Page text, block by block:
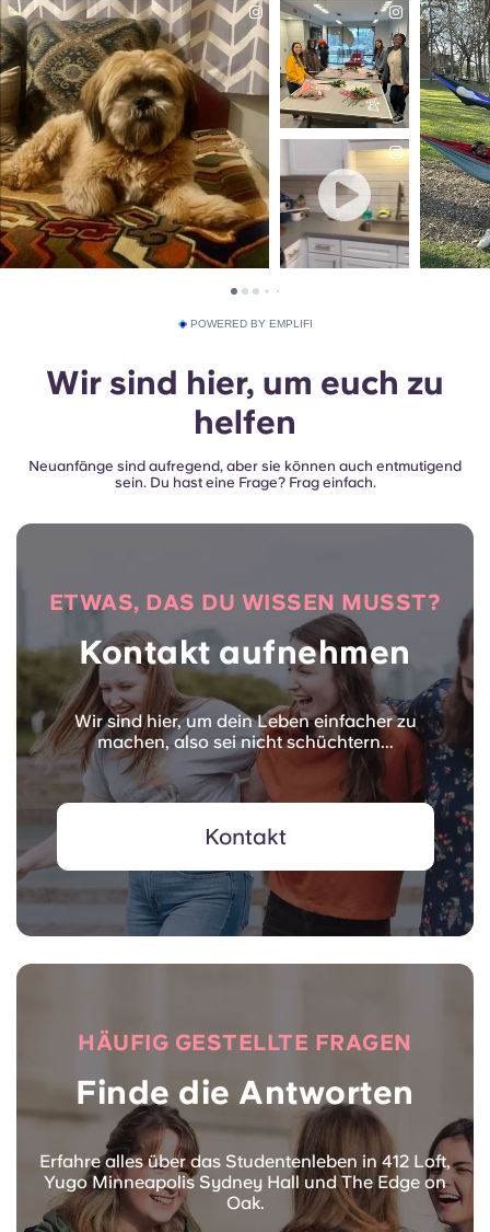
POWERED BY EMPLIFI
Wir sind hier, um euch zu
helfen
Neuanfänge sind aufregend, aber sie können auch entmutigend
sein. Du hast eine Frage? Frag einfach.
ETWAS, DAS DU WISSEN MUSST?
Kontakt aufnehmen
Wir sind hier, um dein Leben einfacher zu
machen, also sei nicht schüchtern...
Kontakt
HÄUFIG GESTELLTE FRAGEN
Finde die Antworten
Erfahre alles über das Studentenleben in 412 Loft,
Yugo Minneapolis Sydney Hall und The Edge on
Oak.